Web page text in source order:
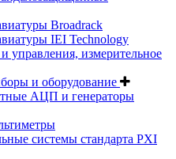
Broadrack
IEI Technology
управления, измерительное
и оборудование
АЦП и генераторы
системы стандарта PXI